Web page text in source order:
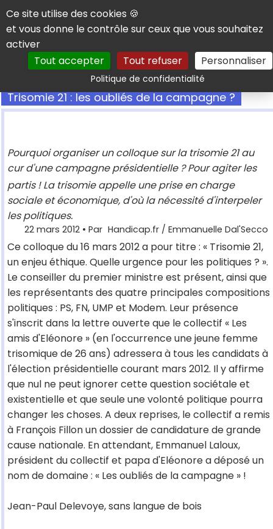
Panneau de gestion des cookies
Ce site utilise des cookies 🍪
et vous donne le contrôle sur ceux que vous souhaitez
activer
Tout accepter
Tout refuser Personnaliser
Politique de confidentialitéRechercher
Trisomie 21 : les oubliés de la campagne ?
Pourquoi organiser un colloque sur la trisomie 21 au
cur d'une campagne présidentielle ? Pour agiter les
partis ! La trisomie appelle une prise en charge
sociale et économique, d'où la nécessité d'interpeler
les politiques.
22 mars 2012 • Par Handicap.fr / Emmanuelle Dal'Secco
Ce colloque du 16 mars 2012 a pour titre : « Trisomie 21,
un enjeu éthique. Quelle urgence pour les politiques ? ».
Le conseiller du premier ministre est présent, ainsi que
les représentants des quatre principales compositions
politiques : PS, FN, UMP et Modem. Leur présence
s'inscrit dans la lettre ouverte que le collectif « Les
amis d'Eléonore » (en l'occurrence une jeune femme
trisomique de 26 ans) adressera à tous les candidats à
l'élection présidentielle courant mars 2012. Il y affirme
que nul ne peut ignorer cette question sociétale et
existentielle et que seule une volonté politique pourra
changer les choses. A deux reprises, le collectif a remis
à François Fillon un dossier de candidature de grande
cause nationale. En attendant, Emmanuel Laloux,
président du collectif et papa d'Eléonore a déposé un
nom de domaine : « Les oubliés de la campagne » !
Jean-Paul Delevoye, sans langue de bois